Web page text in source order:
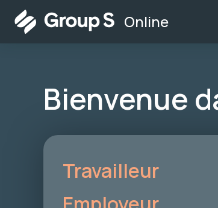
Online
Bienvenue
Travailleur